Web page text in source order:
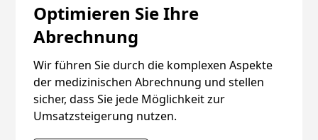
Optimieren Sie Ihre
Abrechnung
Wir führen Sie durch die komplexen Aspekte
der medizinischen Abrechnung und stellen
sicher, dass Sie jede Möglichkeit zur
Umsatzsteigerung nutzen.